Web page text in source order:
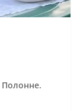
Полонне.